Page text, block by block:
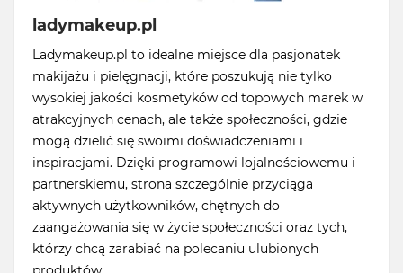
ladymakeup.pl
Ladymakeup.pl to idealne miejsce dla pasjonatek
makijażu i pielęgnacji, które poszukują nie tylko
wysokiej jakości kosmetyków od topowych marek w
atrakcyjnych cenach, ale także społeczności, gdzie
mogą dzielić się swoimi doświadczeniami i
inspiracjami. Dzięki programowi lojalnościowemu i
partnerskiemu, strona szczególnie przyciąga
aktywnych użytkowników, chętnych do
zaangażowania się w życie społeczności oraz tych,
którzy chcą zarabiać na polecaniu ulubionych